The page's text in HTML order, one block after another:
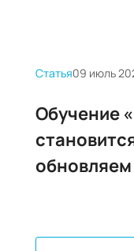
Статья09 июль
Обучение